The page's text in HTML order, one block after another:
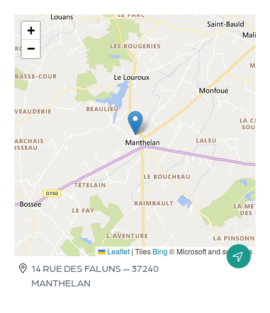
+
−
Leaflet | Tiles Bing © Microsoft and suppliers
14 RUE DES FALUNS — 37240
MANTHELAN
e
le
PR
O
G!
os
rvi
ce
L
e